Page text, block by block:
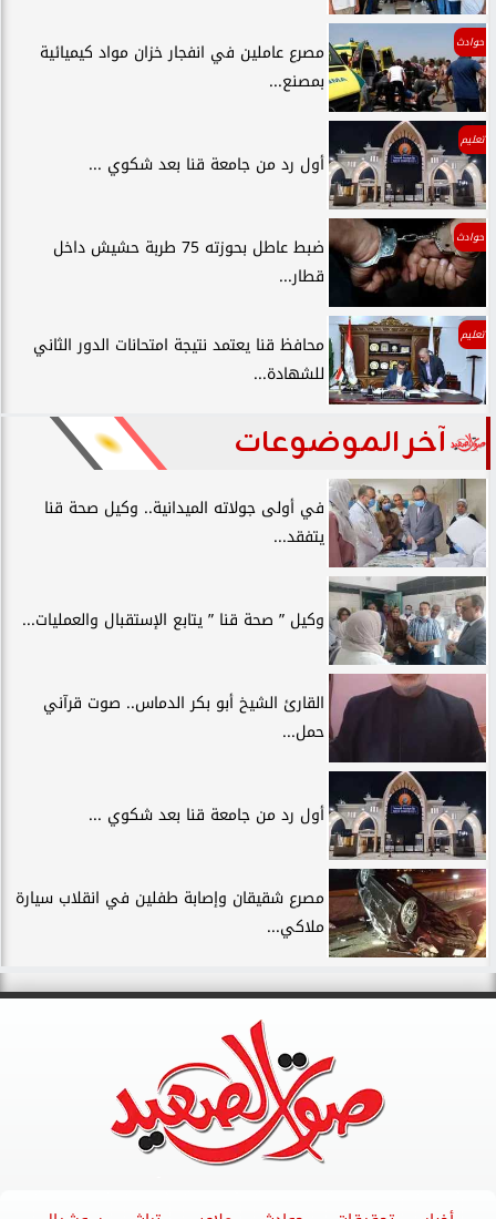
حوادث
مصرع عاملين في انفجار خزان مواد كيميائية
بمصنع...
تعليم
أول رد من جامعة قنا بعد شكوي ...
حوادث
ضبط عاطل بحوزته 75 طربة حشيش داخل
قطار...
تعليم
محافظ قنا يعتمد نتيجة امتحانات الدور الثاني
للشهادة...
آخر الموضوعات
في أولى جولاته الميدانية.. وكيل صحة قنا
يتفقد...
وكيل ” صحة قنا ” يتابع الإستقبال والعمليات...
القارئ الشيخ أبو بكر الدماس.. صوت قرآني
حمل...
أول رد من جامعة قنا بعد شكوي ...
مصرع شقيقان وإصابة طفلين في انقلاب سيارة
ملاكي...